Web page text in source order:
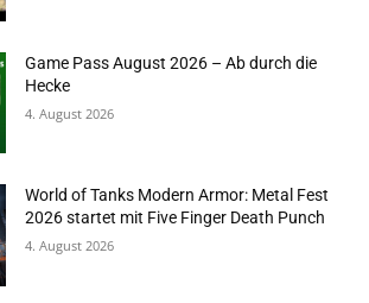
Game Pass August 2026 – Ab durch die
Hecke
4. August 2026
World of Tanks Modern Armor: Metal Fest
2026 startet mit Five Finger Death Punch
4. August 2026